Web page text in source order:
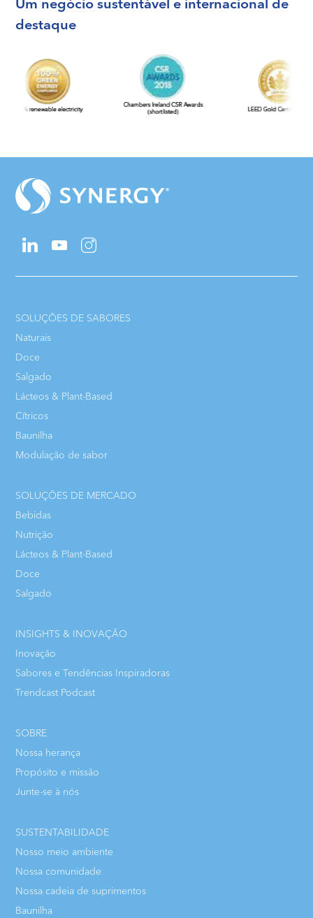
destaque
SOLUÇÕES DE SABORES
Naturais
Doce
Salgado
Lácteos & Plant-Based
Cítricos
Baunilha
Modulação de sabor
SOLUÇÕES DE MERCADO
Bebidas
Nutrição
Lácteos & Plant-Based
Doce
Salgado
INSIGHTS & INOVAÇÃO
Inovação
Sabores e Tendências Inspiradoras
Trendcast Podcast
SOBRE
Nossa herança
Propósito e missão
Junte-se à nós
SUSTENTABILIDADE
Nosso meio ambiente
Nossa comunidade
Nossa cadeia de suprimentos
Baunilha